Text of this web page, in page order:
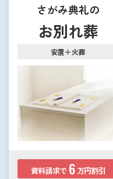
さがみ典礼の
お別れ葬
安置＋火葬
資料請求で 6 万円割引